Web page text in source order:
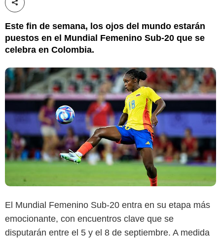
Compartir esta noticia
Este fin de semana, los ojos del mundo estarán
puestos en el Mundial Femenino Sub-20 que se
celebra en Colombia.
El Mundial Femenino Sub-20 entra en su etapa más
emocionante, con encuentros clave que se
disputarán entre el 5 y el 8 de septiembre. A medida